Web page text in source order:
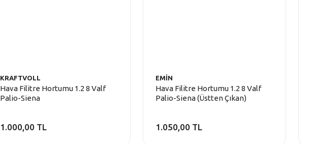
KRAFTVOLL
Hava Filitre Hortumu 1.2 8 Valf
Palio-Siena
1.000,00 TL
EMİN
Hava Filitre Hortumu 1.2 8 Valf
Palio-Siena (Üstten Çıkan)
1.050,00 TL